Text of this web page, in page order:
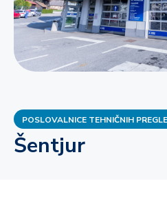
POSLOVALNICE TEHNIČNIH
Šentjur